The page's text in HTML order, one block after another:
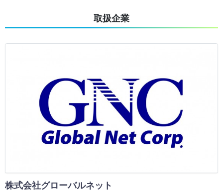
取扱企業
株式会社グローバルネット